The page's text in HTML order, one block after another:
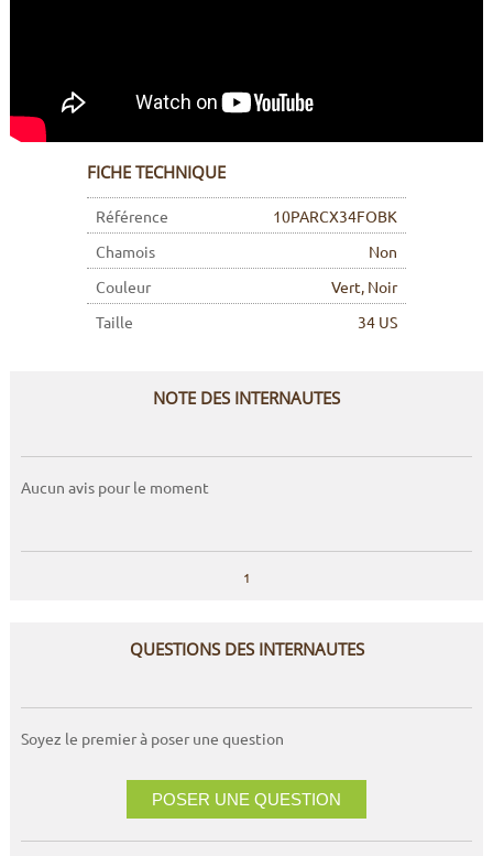
FICHE TECHNIQUE
Référence
10PARCX34FOBK
Chamois
Non
Couleur
Vert, Noir
Taille
34 US
NOTE DES INTERNAUTES
Aucun avis pour le moment
1
QUESTIONS DES INTERNAUTES
Soyez le premier à poser une question
POSER UNE QUESTION